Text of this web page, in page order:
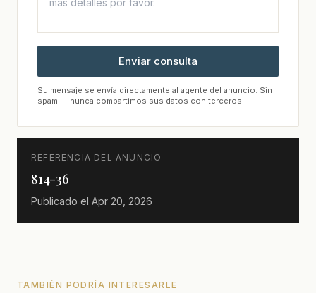
Enviar consulta
Su mensaje se envía directamente al agente del anuncio. Sin
spam — nunca compartimos sus datos con terceros.
REFERENCIA DEL ANUNCIO
814-36
Publicado el Apr 20, 2026
TAMBIÉN PODRÍA INTERESARLE